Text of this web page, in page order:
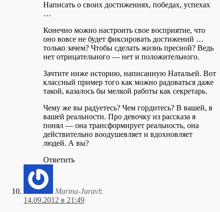
Написать о своих достижениях, победах, успехах
…
Конечно можно настроить свое восприятие, что
оно вовсе не будет фиксировать достижений …
только зачем? Чтобы сделать жизнь пресной? Ведь
нет отрицательного — нет и положительного.
Зачтите ниже историю, написанную Натальей. Вот
классный пример того как можно радоваться даже
такой, казалось бы мелкой работы как секретарь.
Чему же вы радуетесь? Чем гордитесь? В вашей, в
вашей реальности. Про девочку из рассказа я
понял — она трансформирует реальность, она
действительно воодушевляет и вдохновляет
людей. А вы?
Ответить
Marina-Juravl:
14.09.2012 в 21:49